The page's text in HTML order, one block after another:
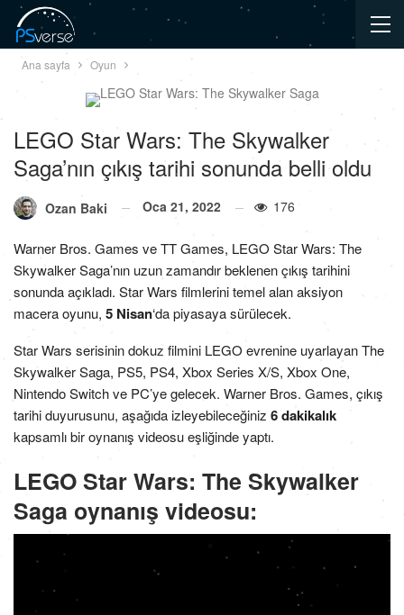
Ana sayfa Oyun
LEGO Star Wars: The Skywalker
Saga’nın çıkış tarihi sonunda belli oldu
Ozan Baki Oca 21, 2022 176
Warner Bros. Games ve TT Games, LEGO Star Wars: The
Skywalker Saga’nın uzun zamandır beklenen çıkış tarihini
sonunda açıkladı. Star Wars filmlerini temel alan aksiyon
macera oyunu, 5 Nisan‘da piyasaya sürülecek.
Star Wars serisinin dokuz filmini LEGO evrenine uyarlayan The
Skywalker Saga, PS5, PS4, Xbox Series X/S, Xbox One,
Nintendo Switch ve PC’ye gelecek. Warner Bros. Games, çıkış
tarihi duyurusunu, aşağıda izleyebileceğiniz 6 dakikalık
kapsamlı bir oynanış videosu eşliğinde yaptı.
LEGO Star Wars: The Skywalker
Saga oynanış videosu: